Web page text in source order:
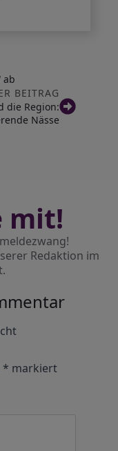
ab
BEITRAG
die Region:
Nässe
mit!
Redaktion im
* markiert